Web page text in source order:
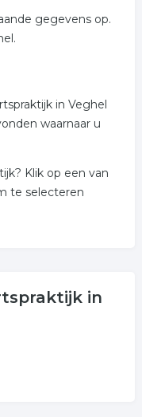
gegevens op.
in Veghel
waarnaar u
Klik op een van
te selecteren
in